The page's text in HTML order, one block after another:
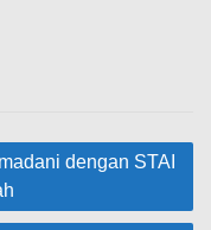
dengan STAI